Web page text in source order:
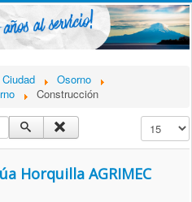
Osorno
Construcción
Cantidad
Horquilla AGRIMEC